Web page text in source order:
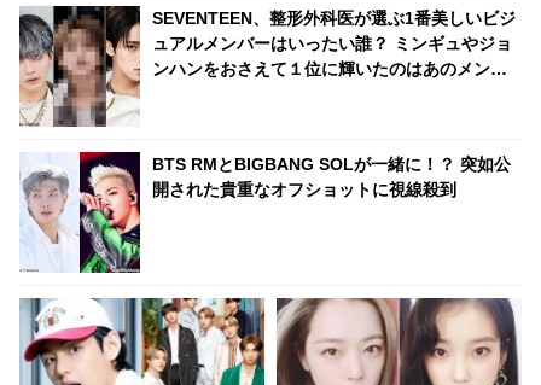
SEVENTEEN、整形外科医が選ぶ1番美しいビジ
ュアルメンバーはいったい誰？ ミンギュやジョ
ンハンをおさえて１位に輝いたのはあのメンバ
BTS RMとBIGBANG SOLが一緒に！？ 突如公
開された貴重なオフショットに視線殺到